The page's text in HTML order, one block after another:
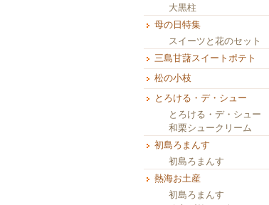
大黒柱
母の日特集
スイーツと花のセット
三島甘藷スイートポテト
松の小枝
とろける・デ・シュー
とろける・デ・シュー
和栗シュークリーム
初島ろまんす
初島ろまんす
熱海お土産
初島ろまんす